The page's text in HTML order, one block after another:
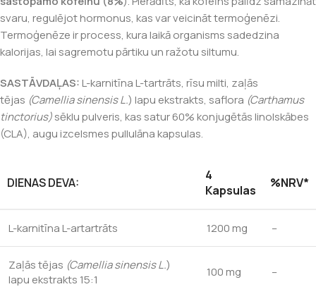
svaru, regulējot hormonus, kas var veicināt termoģenēzi.
Termoģenēze ir process, kura laikā organisms sadedzina
kalorijas, lai sagremotu pārtiku un ražotu siltumu.
SASTĀVDAĻAS:L-karnitīna L-tartrāts, rīsu milti, zaļās
tējas (Camellia sinensis L.) lapu ekstrakts, saflora (Carthamus
tinctorius)sēklu pulveris, kas satur 60% konjugētās linolskābes
(CLA), augu izcelsmes pullulāna kapsulas.
DIENAS DEVA:
4
Kapsulas
%NRV*
L-karnitīna L-artartrāts 1200 mg –
Zaļās tējas (Camellia sinensis L.)
lapu ekstrakts 15:1
100 mg –